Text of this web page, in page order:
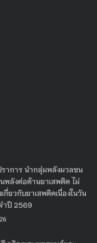
าการ นำกลุ่มพลังมวลชน
พลังต่อต้านยาเสพติด ไม่
กี่ยวกับยาเสพติดเนื่องในวัน
ำปี 2569